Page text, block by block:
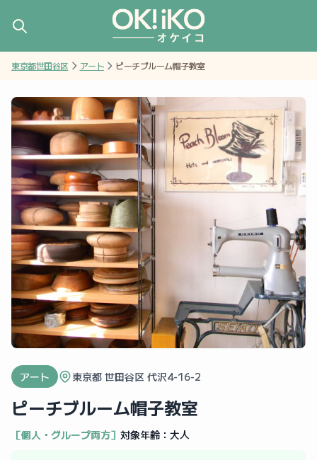
東京都世田谷区 アート ピーチブルーム帽子教室
アート 東京都 世田谷区 代沢4-16-2
ピーチブルーム帽子教室
［個人・グループ両方］ 対象年齢： 大人